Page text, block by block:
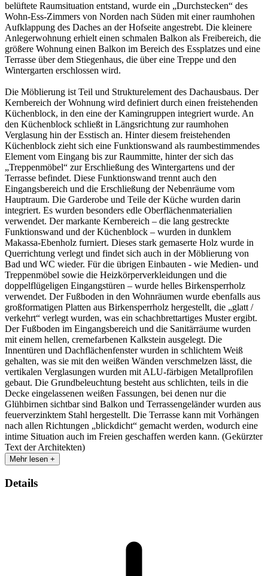
belüftete Raumsituation entstand, wurde ein „Durchstecken“ des
Wohn-Ess-Zimmers von Norden nach Süden mit einer raumhohen
Aufklappung des Daches an der Hofseite angestrebt. Die kleinere
Anlegerwohnung erhielt einen schmalen Balkon als Freibereich, die
größere Wohnung einen Balkon im Bereich des Essplatzes und eine
Terrasse über dem Stiegenhaus, die über eine Treppe und den
Wintergarten erschlossen wird.
Die Möblierung ist Teil und Strukturelement des Dachausbaus. Der
Kernbereich der Wohnung wird definiert durch einen freistehenden
Küchenblock, in den eine der Kamingruppen integriert wurde. An
den Küchenblock schließt in Längsrichtung zur raumhohen
Verglasung hin der Esstisch an. Hinter diesem freistehenden
Küchenblock zieht sich eine Funktionswand als raumbestimmendes
Element vom Eingang bis zur Raummitte, hinter der sich das
„Treppenmöbel“ zur Erschließung des Wintergartens und der
Terrasse befindet. Diese Funktionswand trennt auch den
Eingangsbereich und die Erschließung der Nebenräume vom
Hauptraum. Die Garderobe und Teile der Küche wurden darin
integriert. Es wurden besonders edle Oberflächenmaterialien
verwendet. Der markante Kernbereich – die lang gestreckte
Funktionswand und der Küchenblock – wurden in dunklem
Makassa-Ebenholz furniert. Dieses stark gemaserte Holz wurde in
Querrichtung verlegt und findet sich auch in der Möblierung von
Bad und WC wieder. Für die übrigen Einbauten - wie Medien- und
Treppenmöbel sowie die Heizkörperverkleidungen und die
doppelflügeligen Eingangstüren – wurde helles Birkensperrholz
verwendet. Der Fußboden in den Wohnräumen wurde ebenfalls aus
großformatigen Platten aus Birkensperrholz hergestellt, die „glatt /
verkehrt“ verlegt wurden, was ein schachbrettartiges Muster ergibt.
Der Fußboden im Eingangsbereich und die Sanitärräume wurden
mit einem hellen, cremefarbenen Kalkstein ausgelegt. Die
Innentüren und Dachflächenfenster wurden in schlichtem Weiß
gehalten, was sie mit den weißen Wänden verschmelzen lässt, die
vertikalen Verglasungen wurden mit ALU-färbigen Metallprofilen
gebaut. Die Grundbeleuchtung besteht aus schlichten, teils in die
Decke eingelassenen weißen Fassungen, bei denen nur die
Glühbirnen sichtbar sind Balkon und Terrassengeländer wurden aus
feuerverzinktem Stahl hergestellt. Die Terrasse kann mit Vorhängen
nach allen Richtungen „blickdicht“ gemacht werden, wodurch eine
intime Situation auch im Freien geschaffen werden kann. (Gekürzter
Text der Architekten)
Mehr lesen +
Details